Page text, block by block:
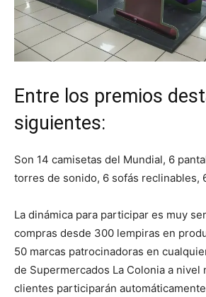
Entre los premios
siguientes:
Son 14 camisetas del Mundial, 6
torres de sonido, 6 sofás reclinables,
La dinámica para participar es muy
compras desde 300 lempiras en
50 marcas patrocinadoras en
de Supermercados La Colonia a nivel
clientes participarán